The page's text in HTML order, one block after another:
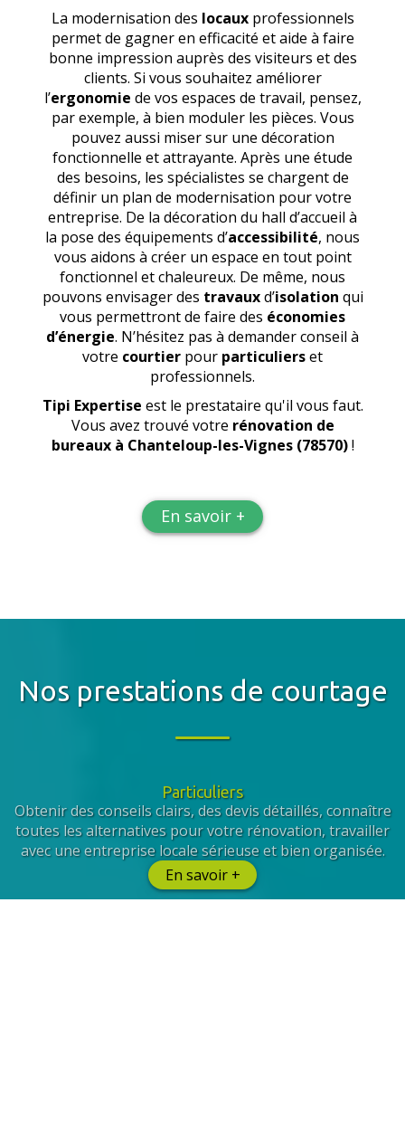
La modernisation des locauxprofessionnels
permet de gagner en efficacité et aide à faire
bonne impression auprès des visiteurs et des
clients. Si vous souhaitez améliorer
l’ergonomie de vos espaces de travail, pensez,
par exemple, à bien moduler les pièces. Vous
pouvez aussi miser sur une décoration
fonctionnelle et attrayante. Après une étude
des besoins, les spécialistes se chargent de
définir un plan de modernisation pour votre
entreprise. De la décoration du hall d’accueil à
la pose des équipements d’accessibilité, nous
vous aidons à créer un espace en tout point
fonctionnel et chaleureux. De même, nous
pouvons envisager des travauxd’isolation qui
vous permettront de faire des économies
d’énergie. N’hésitez pas à demander conseil à
votre courtier pour particulierset
professionnels.
Tipi Expertise est le prestataire qu'il vous faut.
Vous avez trouvé votre rénovation de
bureaux à Chanteloup-les-Vignes (78570)!
En savoir +
Nos prestations de courtage
Particuliers
Obtenir des conseils clairs, des devis détaillés, connaître
toutes les alternatives pour votre rénovation, travailler
avec une entreprise locale sérieuse et bien organisée.
En savoir +